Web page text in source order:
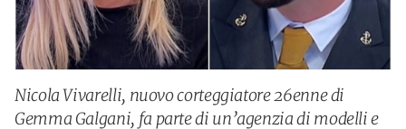
Nicola Vivarelli, nuovo corteggiatore 26enne di
Gemma Galgani, fa parte di un’agenzia di modelli e